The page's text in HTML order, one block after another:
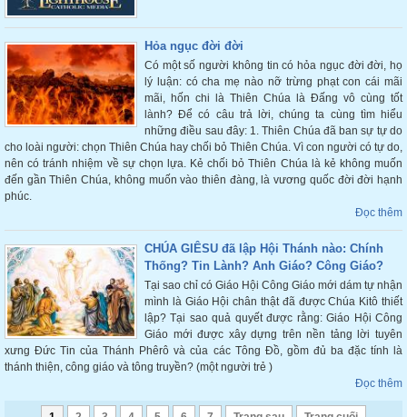
Hỏa ngục đời đời
Có một số người không tin có hỏa ngục đời đời, họ
lý luận: có cha mẹ nào nỡ trừng phạt con cái mãi
mãi, hốn chi là Thiên Chúa là Đấng vô cùng tốt
lành? Để có câu trả lời, chúng ta cùng tìm hiểu
những điều sau đây: 1. Thiên Chúa đã ban sự tự do
cho loài người: chọn Thiên Chúa hay chối bỏ Thiên Chúa. Vì con người có tự do,
nên có tránh nhiệm về sự chọn lựa. Kẻ chối bỏ Thiên Chúa là kẻ không muốn
đến gần Thiên Chúa, không muốn vào thiên đàng, là vương quốc đời đời hạnh
phúc.
Đọc thêm
CHÚA GIÊSU đã lập Hội Thánh nào: Chính
Thống? Tin Lành? Anh Giáo? Công Giáo?
Tại sao chỉ có Giáo Hội Công Giáo mới dám tự nhận
mình là Giáo Hội chân thật đã được Chúa Kitô thiết
lập? Tại sao quả quyết được rằng: Giáo Hội Công
Giáo mới được xây dựng trên nền tảng lời tuyên
xưng Đức Tin của Thánh Phêrô và của các Tông Đồ, gồm đủ ba đặc tính là
thánh thiện, công giáo và tông truyền? (một người trẻ )
Đọc thêm